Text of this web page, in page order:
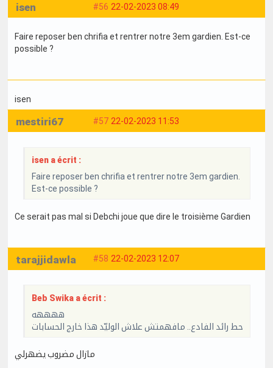
#56 22-02-2023 08:49
isen
Faire reposer ben chrifia et rentrer notre 3em gardien. Est-ce
possible ?
isen
#57 22-02-2023 11:53
mestiri67
isen a écrit :
Faire reposer ben chrifia et rentrer notre 3em gardien.
Est-ce possible ?
Ce serait pas mal si Debchi joue que dire le troisième Gardien
#58 22-02-2023 12:07
tarajjidawla
Beb Swika a écrit :
ههههه
حط رائد الفادع.. مافهمتش علاش الوليّد هذا خارج الحسابات
مازال مضروب يضهرلي